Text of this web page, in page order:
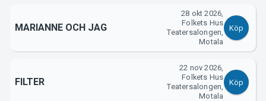
Om Tickster
MARIANNE OCH JAG
28 okt 2026,
Folkets Hus
Teatersalongen,
Motala
Köp
FILTER
22 nov 2026,
Folkets Hus
Teatersalongen,
Motala
Köp